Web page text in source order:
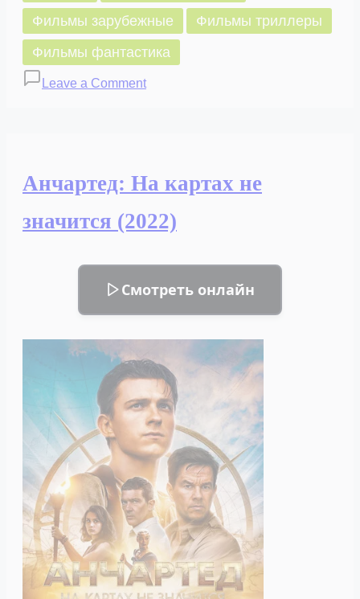
Фильмы зарубежные
Фильмы триллеры
Фильмы фантастика
Leave a Commenton
Анчартед: На картах не
значится (2022)
Смотреть онлайн